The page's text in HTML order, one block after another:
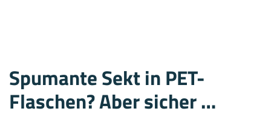
Spumante Sekt in PET-
Flaschen? Aber sicher …